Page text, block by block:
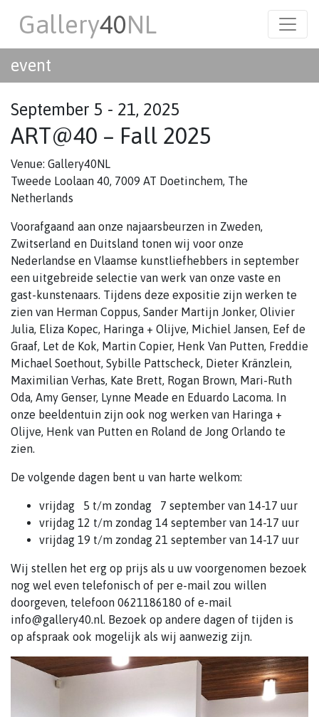
Gallery40NL
event
September 5 - 21, 2025
ART@40 – Fall 2025
Venue: Gallery40NL
Tweede Loolaan 40, 7009 AT Doetinchem, The
Netherlands
Voorafgaand aan onze najaarsbeurzen in Zweden,
Zwitserland en Duitsland tonen wij voor onze
Nederlandse en Vlaamse kunstliefhebbers in september
een uitgebreide selectie van werk van onze vaste en
gast-kunstenaars. Tijdens deze expositie zijn werken te
zien van Herman Coppus, Sander Martijn Jonker, Olivier
Julia, Eliza Kopec, Haringa + Olijve, Michiel Jansen, Eef de
Graaf, Let de Kok, Martin Copier, Henk Van Putten, Freddie
Michael Soethout, Sybille Pattscheck, Dieter Kränzlein,
Maximilian Verhas, Kate Brett, Rogan Brown, Mari-Ruth
Oda, Amy Genser, Lynne Meade en Eduardo Lacoma. In
onze beeldentuin zijn ook nog werken van Haringa +
Olijve, Henk van Putten en Roland de Jong Orlando te
zien.
De volgende dagen bent u van harte welkom:
vrijdag 5 t/m zondag 7 september van 14-17 uur
vrijdag 12 t/m zondag 14 september van 14-17 uur
vrijdag 19 t/m zondag 21 september van 14-17 uur
Wij stellen het erg op prijs als u uw voorgenomen bezoek
nog wel even telefonisch of per e-mail zou willen
doorgeven, telefoon 0621186180 of e-mail
info@gallery40.nl. Bezoek op andere dagen of tijden is
op afspraak ook mogelijk als wij aanwezig zijn.